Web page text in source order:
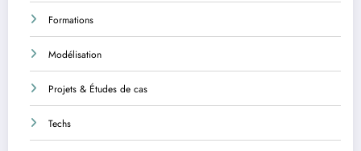
Formations
Modélisation
Projets & Études de cas
Techs